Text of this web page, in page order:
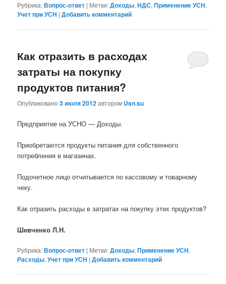
Рубрика:Вопрос-ответ | Метки:Доходы,НДС,Применение УСН,
Учет при УСН |Добавить комментарий
Как отразить в расходах
затраты на покупку
продуктов питания?
Опубликовано3 июля 2012автором Usn.su
Предприятие на УСНО — Доходы.
Приобретаются продукты питания для собственного
потребления в магазинах.
Подочетное лицо отчитывается по кассовому и товарному
чеку.
Как отразить расходы в затратах на покупку этих продуктов?
Шевченко Л.Н.
Рубрика:Вопрос-ответ | Метки:Доходы,Применение УСН,
Расходы,Учет при УСН |Добавить комментарий